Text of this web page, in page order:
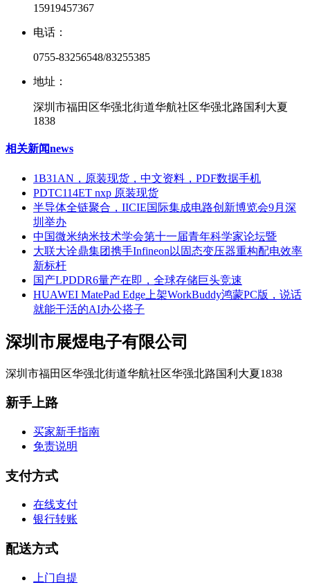
15919457367
电话：
0755-83256548/83255385
地址：
深圳市福田区华强北街道华航社区华强北路国利大夏
1838
相关新闻news
1B31AN，原装现货，中文资料，PDF数据手机
PDTC114ET nxp 原装现货
半导体全链聚合，IICIE国际集成电路创新博览会9月深
圳举办
中国微米纳米技术学会第十一届青年科学家论坛暨
大联大诠鼎集团携手Infineon以固态变压器重构配电效率
新标杆
国产LPDDR6量产在即，全球存储巨头竞速
HUAWEI MatePad Edge上架WorkBuddy鸿蒙PC版，说话
就能干活的AI办公搭子
深圳市展煜电子有限公司
深圳市福田区华强北街道华航社区华强北路国利大夏1838
新手上路
买家新手指南
免责说明
支付方式
在线支付
银行转账
配送方式
上门自提